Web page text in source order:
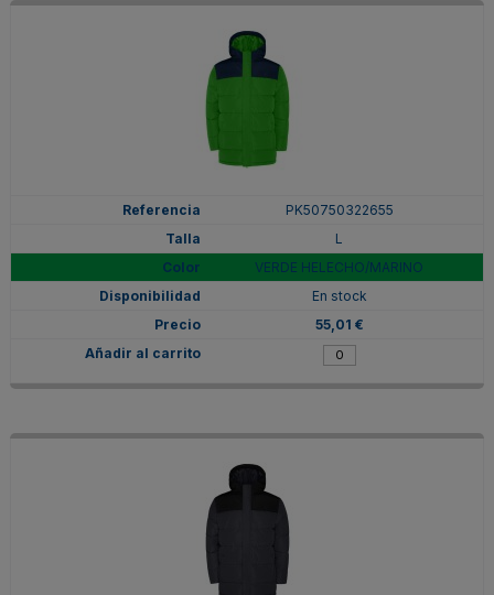
PK50750322655
L
VERDE HELECHO/MARINO
En stock
55,01 €